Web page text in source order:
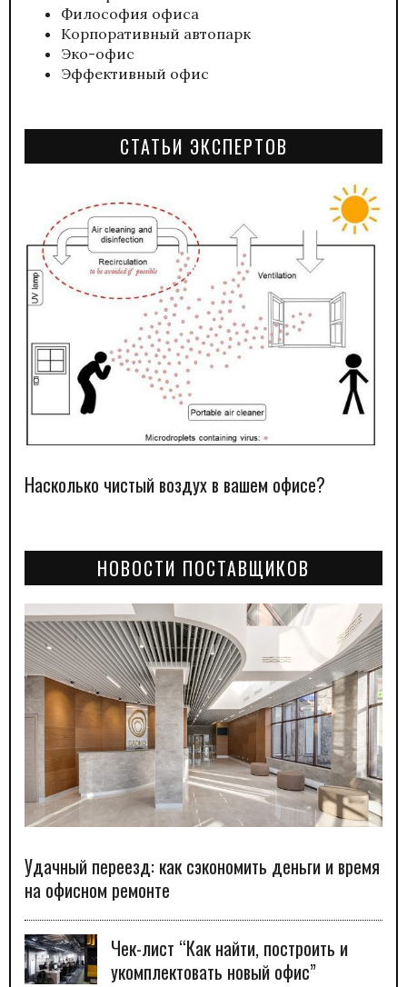
Философия офиса
Корпоративный автопарк
Эко-офис
Эффективный офис
СТАТЬИ ЭКСПЕРТОВ
Насколько чистый воздух в вашем офисе?
НОВОСТИ ПОСТАВЩИКОВ
Удачный переезд: как сэкономить деньги и время
на офисном ремонте
Чек-лист “Как найти, построить и
укомплектовать новый офис”